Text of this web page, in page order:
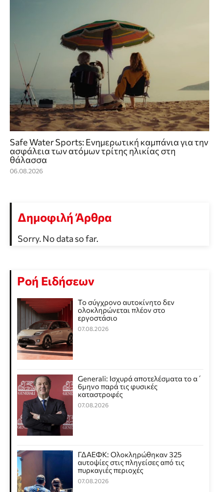
Safe Water Sports: Eνημερωτική καμπάνια για την
ασφάλεια των ατόμων τρίτης ηλικίας στη
θάλασσα
06.08.2026
Δημοφιλή Άρθρα
Sorry. No data so far.
Ροή Ειδήσεων
Το σύγχρονο αυτοκίνητο δεν
ολοκληρώνεται πλέον στο
εργοστάσιο
07.08.2026
Generali: Ισχυρά αποτελέσματα το α΄
6μηνο παρά τις φυσικές
καταστροφές
07.08.2026
ΓΔΑΕΦΚ: Ολοκληρώθηκαν 325
αυτοψίες στις πληγείσες από τις
πυρκαγιές περιοχές
07.08.2026